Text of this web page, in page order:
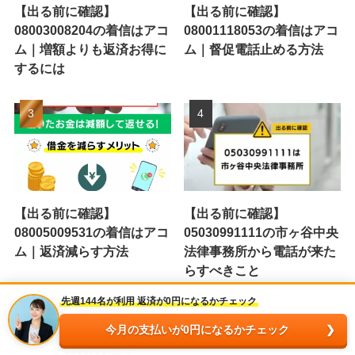
【出る前に確認】
08003008204の着信はアコ
ム｜増額よりも返済お得に
するには
【出る前に確認】
08001118053の着信はアコ
ム｜督促電話止める方法
【出る前に確認】
08005009531の着信はアコ
ム｜返済減らす方法
【出る前に確認】
05030991111の市ヶ谷中央
法律事務所から電話が来た
らすべきこと
先週144名が利用 返済が0円になるかチェック
今月の支払いが0円になるかチェック